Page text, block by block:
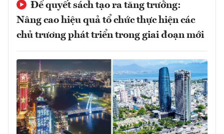
Để quyết sách tạo ra tăng trưởng:
Nâng cao hiệu quả tổ chức thực hiện các
chủ trương phát triển trong giai đoạn mới